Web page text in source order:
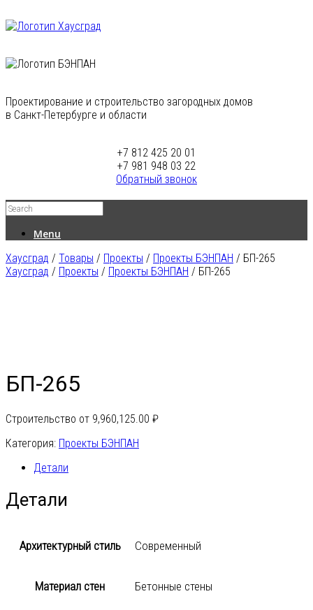
Проектирование и строительство загородных домов
в Санкт-Петербурге и области
+7 812 425 20 01
+7 981 948 03 22
Обратный звонок
Menu
Хаусград / Товары / Проекты / Проекты БЭНПАН / БП-265
Хаусград / Проекты / Проекты БЭНПАН / БП-265
БП-265
Строительство от 9,960,125.00 ₽
Категория: Проекты БЭНПАН
Детали
Детали
Архитектурный стиль Современный
Материал стен Бетонные стены